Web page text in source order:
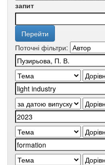
запит
Поточні фільтри: